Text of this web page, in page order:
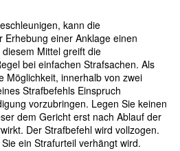
kann die
Erhebung einer Anklage einen
Mittel greift die
bei einfachen Strafsachen. Als
Möglichkeit, innerhalb von zwei
Strafbefehls Einspruch
vorzubringen. Legen Sie keinen
dem Gericht erst nach Ablauf der
Der Strafbefehl wird vollzogen.
ein Strafurteil verhängt wird.